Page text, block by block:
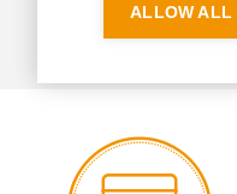
ALLOW ALL